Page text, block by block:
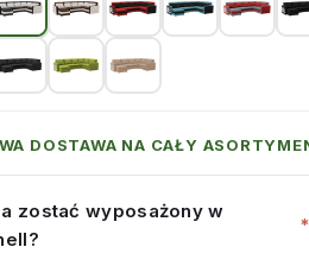
DOSTAWA NA CAŁY
zostać wyposażony w
*